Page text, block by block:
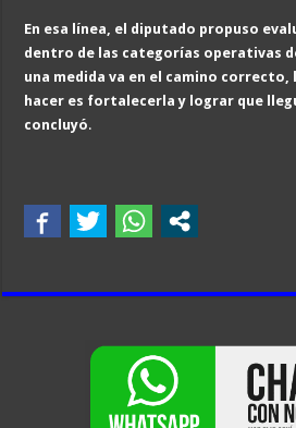
En esa línea, el diputado propuso
dentro de las categorías operativas
una medida va en el camino correcto,
hacer es fortalecerla y lograr que
concluyó.